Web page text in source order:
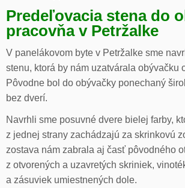
Predeľovacia stena do
pracovňa v Petržalke
V panelákovom byte v Petržalke sme
stenu, ktorá by nám uzatvárala obývačku
Pôvodne bol do obývačky ponechaný
bez dverí.
Navrhli sme posuvné dvere bielej farby,
z jednej strany zachádzajú za skrinkovú
zostava nám zabrala aj časť pôvodného
z otvorených a uzavretých skriniek,
a zásuviek umiestnených dole.